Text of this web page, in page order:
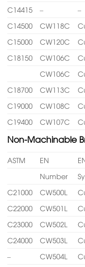
C14415 – –
C14500
CW118C
C15000
CW120C
C18150
CW106C
CW106C
C18700
CW113C
C19000
CW108C
C19400
CW107C
Non-Machinable
ASTM EN
Number
C21000
CW500L
C22000
CW501L
C23000
CW502L
C24000
CW503L
–
CW504L